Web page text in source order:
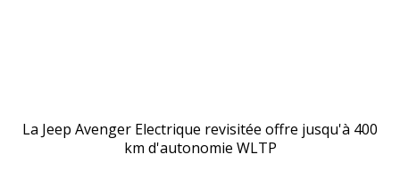
La Jeep Avenger Electrique revisitée offre jusqu'à 400
km d'autonomie WLTP